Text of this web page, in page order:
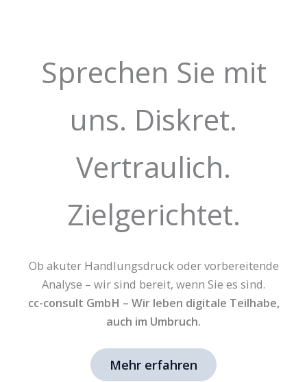
Sprechen Sie mit
uns. Diskret.
Vertraulich.
Zielgerichtet.
Ob akuter Handlungsdruck oder vorbereitende
Analyse – wir sind bereit, wenn Sie es sind.
cc-consult GmbH – Wir leben digitale Teilhabe,
auch im Umbruch.
Mehr erfahren